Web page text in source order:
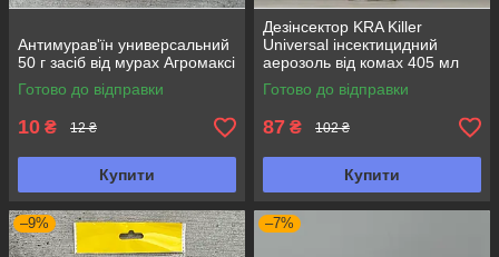
Антимурав'їн универсальний
50 г засіб від мурах Агромаксі
Готово до відправки
10 ₴ 12 ₴
Купити
Дезінсектор KRA Killer
Universal інсектицидний
аерозоль від комах 405 мл
Готово до відправки
87 ₴ 102 ₴
Купити
–9% –7%